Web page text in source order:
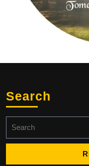
Search
for: